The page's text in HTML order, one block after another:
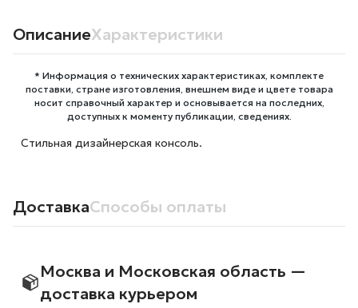
ОписаниеХарактеристики
* Информация о технических характеристиках, комплекте
поставки, стране изготовления, внешнем виде и цвете товара
носит справочный характер и основывается на последних,
доступных к моменту публикации, сведениях.
Стильная дизайнерская консоль.
ДоставкаСпособы оплаты
Москва и Московская область —
доставка курьером